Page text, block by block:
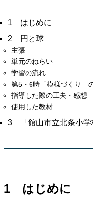
1 はじめに
2 円と球
主張
単元のねらい
学習の流れ
第5・6時「模様づくり」
指導した際の工夫・感想
使用した教材
3 「館山市立北条小学
1 はじめに